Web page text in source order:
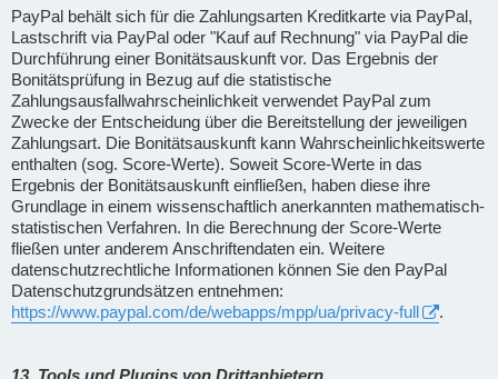
PayPal behält sich für die Zahlungsarten Kreditkarte via PayPal,
Lastschrift via PayPal oder "Kauf auf Rechnung" via PayPal die
Durchführung einer Bonitätsauskunft vor. Das Ergebnis der
Bonitätsprüfung in Bezug auf die statistische
Zahlungsausfallwahrscheinlichkeit verwendet PayPal zum
Zwecke der Entscheidung über die Bereitstellung der jeweiligen
Zahlungsart. Die Bonitätsauskunft kann Wahrscheinlichkeitswerte
enthalten (sog. Score-Werte). Soweit Score-Werte in das
Ergebnis der Bonitätsauskunft einfließen, haben diese ihre
Grundlage in einem wissenschaftlich anerkannten mathematisch-
statistischen Verfahren. In die Berechnung der Score-Werte
fließen unter anderem Anschriftendaten ein. Weitere
datenschutzrechtliche Informationen können Sie den PayPal
Datenschutzgrundsätzen entnehmen:
https://www.paypal.com/de/webapps/mpp/ua/privacy-full
.